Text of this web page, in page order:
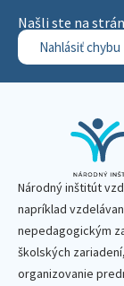
Našli ste na
Nahlásiť chybu
Národný inštitút
napríklad
nepedagogickým
školských
organizovanie